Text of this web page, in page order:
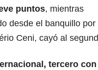
puntos, mientras
desde el banquillo por
Ceni, cayó al
, tercero